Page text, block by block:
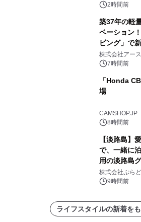
2時間前
築37年の軽
ベーション
ビング」で
事例を株式
株式会社アース
7時間前
「Honda
場
CAMSHOP.JP
8時間前
【淡路島】
で、一緒に
用の淡路島
プール グラ
スの2施設で
株式会社ぷらど
9時間前
ライフスタイルの新着を